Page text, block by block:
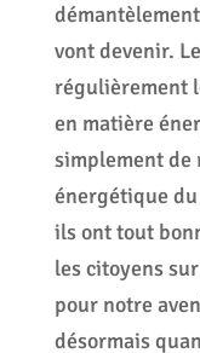
vont devenir.
régulièrement
en matière
simplement de
énergétique
ils ont tout
les citoyens
pour notre
désormais